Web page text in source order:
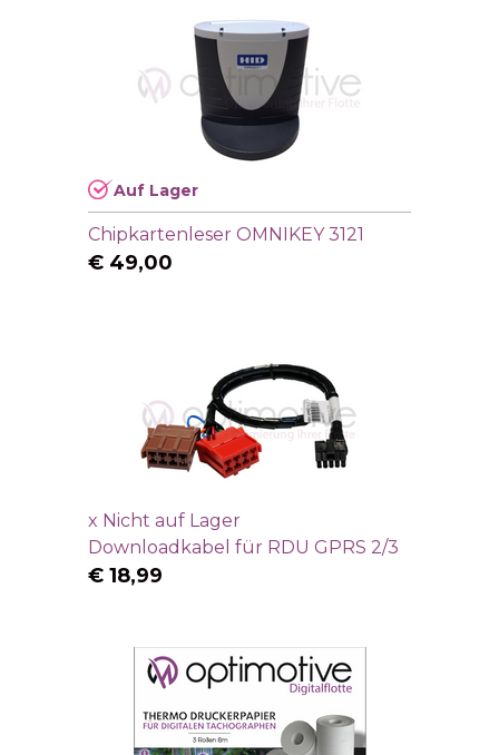
Auf Lager
Chipkartenleser OMNIKEY 3121
€ 49,00
x Nicht auf Lager
Downloadkabel für RDU GPRS 2/3
€ 18,99